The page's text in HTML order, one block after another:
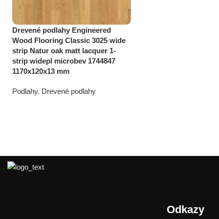
Drevené podlahy Engineered
Wood Flooring Classic 3025 wide
strip Natur oak matt lacquer 1-
strip widepl microbev 1744847
1170x120x13 mm
Podlahy, Drevené podlahy
Odkazy